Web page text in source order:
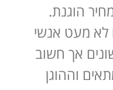
הוגנת.
לא מעט אנשי
אך חשוב
וההוגן